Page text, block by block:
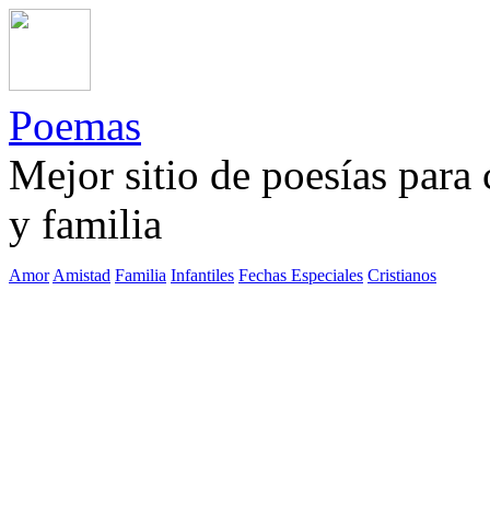
Poemas
Mejor sitio de poesías
y familia
Amor Amistad Familia Infantiles Fechas Especiales Cristianos